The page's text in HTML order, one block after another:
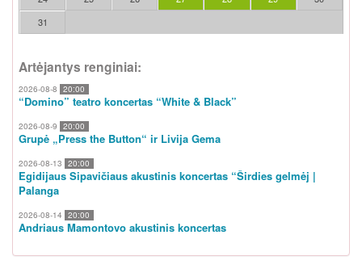
31
Artėjantys renginiai:
2026-08-8 20:00
“Domino” teatro koncertas “White & Black”
2026-08-9 20:00
Grupė „Press the Button“ ir Livija Gema
2026-08-13 20:00
Egidijaus Sipavičiaus akustinis koncertas “Širdies gelmėj |
Palanga
2026-08-14 20:00
Andriaus Mamontovo akustinis koncertas